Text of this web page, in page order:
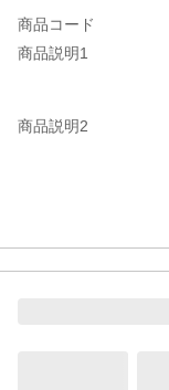
商品コード
商品説明1
商品説明2
注意事項1